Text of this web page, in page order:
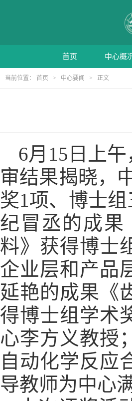
首页 中心概
当前位置： 首页 > 中心要闻 > 正文
6月 15 日上午
审结果揭晓，
奖1项、博士组
纪冒丞的成果
料》获得博士
企业层和产品
延艳的成果《
得博士组学术
心李方义教授
自动化学反应
导教师为中心